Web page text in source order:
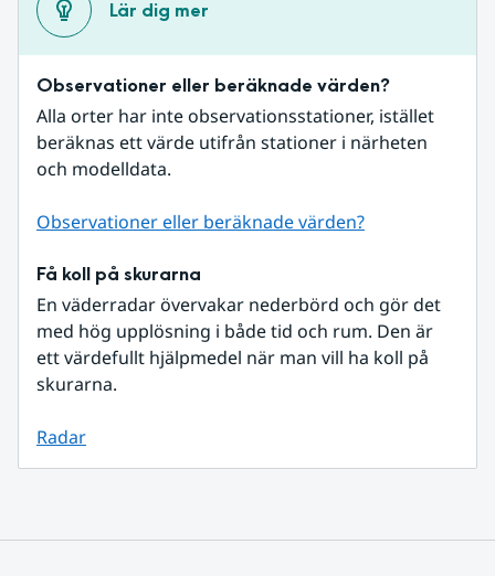
Lär dig mer
Observationer eller beräknade värden?
Alla orter har inte observationsstationer, istället
beräknas ett värde utifrån stationer i närheten
och modelldata.
Observationer eller beräknade värden?
Få koll på skurarna
En väderradar övervakar nederbörd och gör det
med hög upplösning i både tid och rum. Den är
ett värdefullt hjälpmedel när man vill ha koll på
skurarna.
Radar